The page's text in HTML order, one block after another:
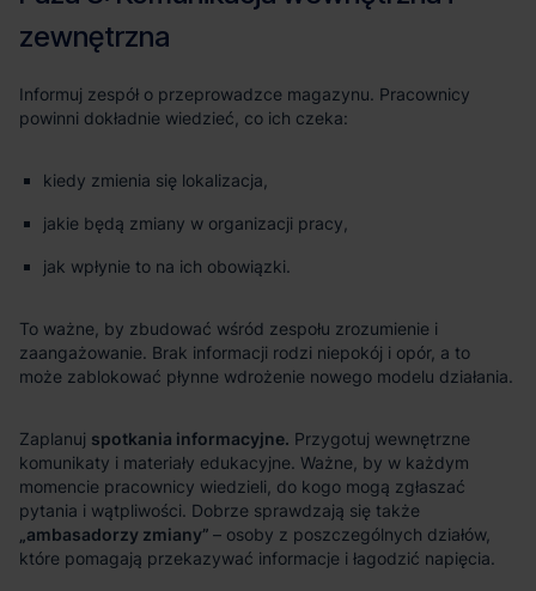
kiedy zmienia się lokalizacja,
jakie będą zmiany w organizacji pracy,
jak wpłynie to na ich obowiązki.
spotkania informacyjne.
„ambasadorzy zmiany”